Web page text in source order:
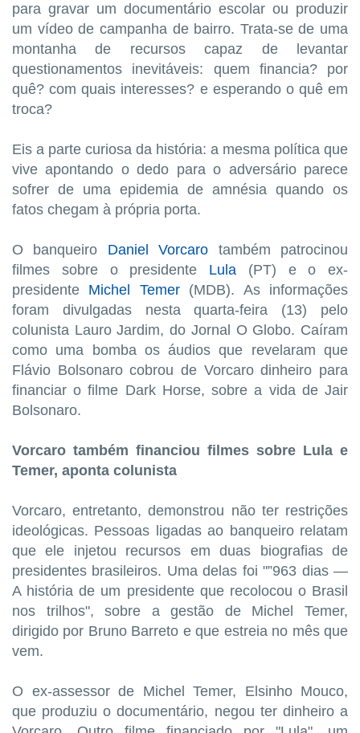
para gravar um documentário escolar ou produzir
um vídeo de campanha de bairro. Trata-se de uma
montanha de recursos capaz de levantar
questionamentos inevitáveis: quem financia? por
quê? com quais interesses? e esperando o quê em
troca?
Eis a parte curiosa da história: a mesma política que
vive apontando o dedo para o adversário parece
sofrer de uma epidemia de amnésia quando os
fatos chegam à própria porta.
O banqueiro Daniel Vorcaro também patrocinou
filmes sobre o presidente Lula (PT) e o ex-
presidente Michel Temer(MDB). As informações
foram divulgadas nesta quarta-feira (13) pelo
colunista Lauro Jardim, do Jornal O Globo. Caíram
como uma bomba os áudios que revelaram que
Flávio Bolsonaro cobrou de Vorcaro dinheiro para
financiar o filme Dark Horse, sobre a vida de Jair
Bolsonaro.
Vorcaro também financiou filmes sobre Lula e
Temer, aponta colunista
Vorcaro, entretanto, demonstrou não ter restrições
ideológicas. Pessoas ligadas ao banqueiro relatam
que ele injetou recursos em duas biografias de
presidentes brasileiros. Uma delas foi "”963 dias —
A história de um presidente que recolocou o Brasil
nos trilhos", sobre a gestão de Michel Temer,
dirigido por Bruno Barreto e que estreia no mês que
vem.
O ex-assessor de Michel Temer, Elsinho Mouco,
que produziu o documentário, negou ter dinheiro a